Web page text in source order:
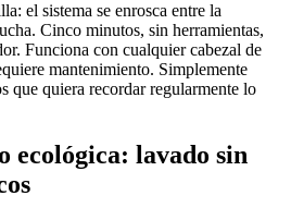
el sistema se enrosca entre la
Cinco minutos, sin herramientas,
Funciona con cualquier cabezal de
mantenimiento. Simplemente
que quiera recordar regularmente lo
ecológica: lavado sin